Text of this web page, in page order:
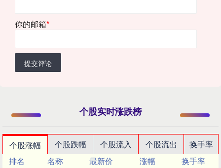
你的邮箱*
提交评论
个股实时涨跌榜
个股涨幅 个股跌幅 个股流入 个股流出
换手率
排名
名称 最新价 涨幅
换手率